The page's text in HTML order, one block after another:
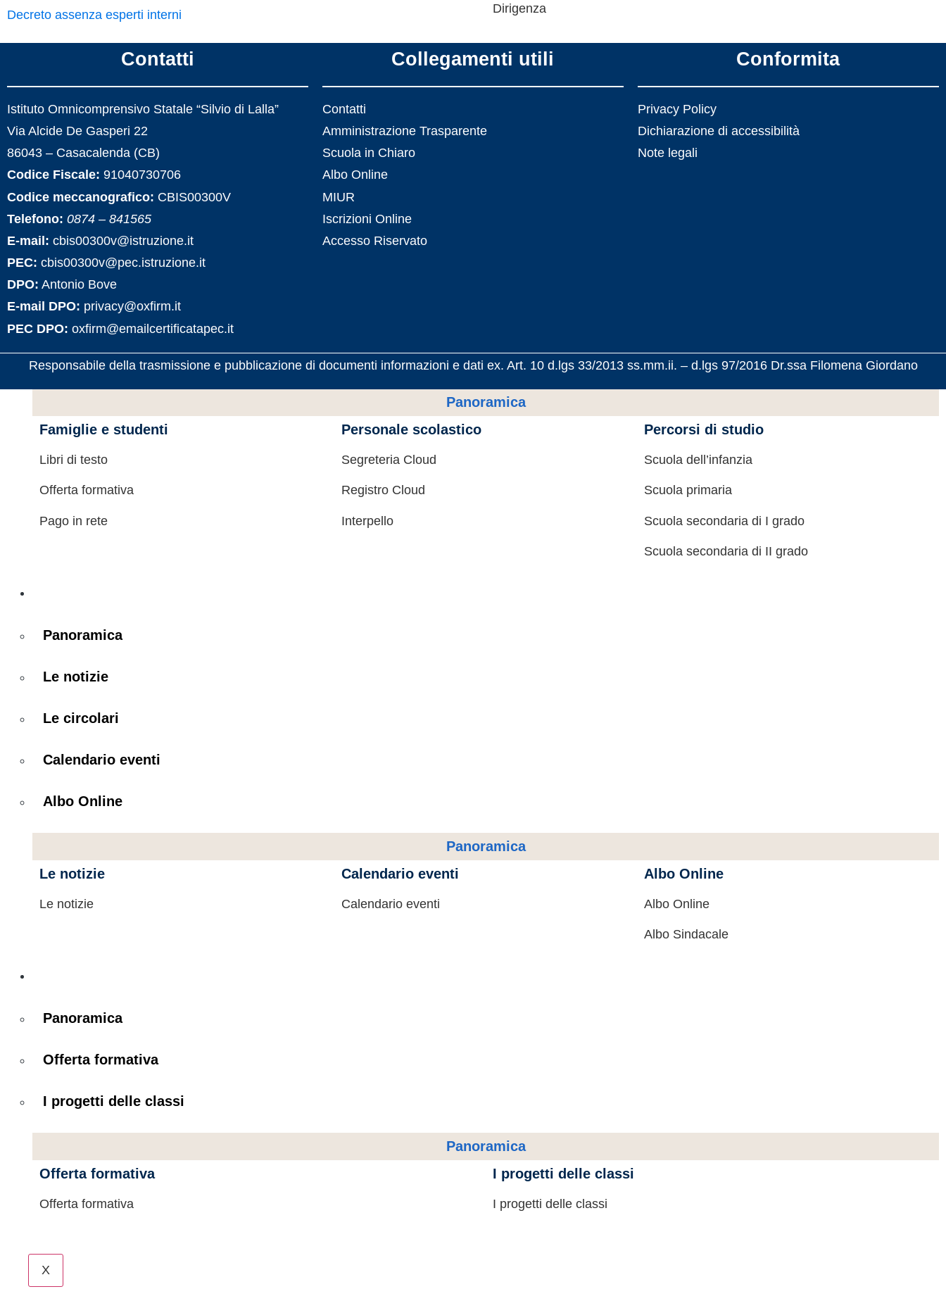
Dirigenza
Le carte della scuola
Certificazioni informatiche
Organi collegiali
La storia
Panoramica
Famiglie e studenti
Personale scolastico
Percorsi di studio
Panoramica
Famiglie e studenti
Libri di testo
Offerta formativa
Pago in rete
Personale scolastico
Segreteria Cloud
Registro Cloud
Interpello
Percorsi di studio
Scuola dell’infanzia
Scuola primaria
Scuola secondaria di I grado
Scuola secondaria di II grado
Panoramica
Le notizie
Le circolari
Calendario eventi
Albo Online
Panoramica
Le notizie
Le notizie
Calendario eventi
Calendario eventi
Albo Online
Albo Online
Albo Sindacale
Panoramica
Offerta formativa
I progetti delle classi
Panoramica
Offerta formativa
Offerta formativa
I progetti delle classi
I progetti delle classi
X
Decreto assenza esperti interni
Contatti
Istituto Omnicomprensivo Statale “Silvio di Lalla”
Via Alcide De Gasperi 22
86043 – Casacalenda (CB)
Codice Fiscale: 91040730706
Codice meccanografico: CBIS00300V
Telefono: 0874 – 841565
E-mail: cbis00300v@istruzione.it
PEC: cbis00300v@pec.istruzione.it
DPO: Antonio Bove
E-mail DPO: privacy@oxfirm.it
PEC DPO: oxfirm@emailcertificatapec.it
Collegamenti utili
Contatti
Amministrazione Trasparente
Scuola in Chiaro
Albo Online
MIUR
Iscrizioni Online
Accesso Riservato
Conformita
Privacy Policy
Dichiarazione di accessibilità
Note legali
Responsabile della trasmissione e pubblicazione di documenti informazioni e dati ex. Art. 10 d.lgs 33/2013 ss.mm.ii. – d.lgs 97/2016 Dr.ssa Filomena Giordano